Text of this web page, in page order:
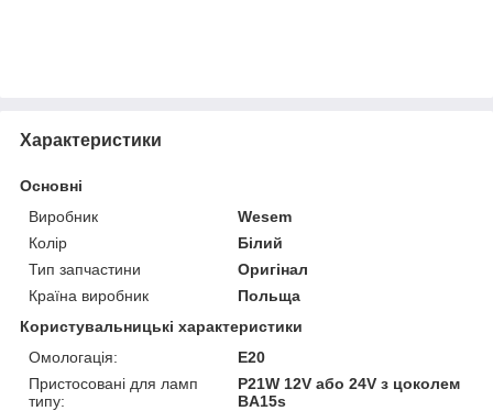
Характеристики
Основні
Виробник
Wesem
Колір
Білий
Тип запчастини
Оригінал
Країна виробник
Польща
Користувальницькі характеристики
Омологація:
E20
Пристосовані для ламп
типу:
P21W 12V або 24V з цоколем
BA15s